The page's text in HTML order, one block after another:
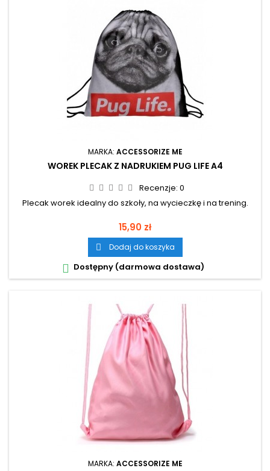
MARKA: ACCESSORIZE ME
WOREK PLECAK Z NADRUKIEM PUG LIFE A4
Recenzje: 0
Plecak worek idealny do szkoły, na wycieczkę i na trening.
Cena
15,90 zł
 Dodaj do koszyka
 Dostępny (darmowa dostawa)
MARKA: ACCESSORIZE ME